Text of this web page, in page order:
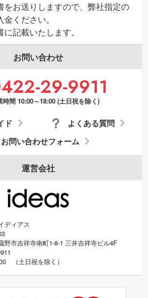
をお送りしますので、弊社指定の
ください。
記載いたします。
お問い合わせ
29-9911
時間 10:00～18:00 (土日祝を除く)
お問い合わせフォーム
よくある質問
ド
運営会社
ディアス
野市吉祥寺南町1-8-1 三井吉祥寺ビル4F
（土日祝を除く）